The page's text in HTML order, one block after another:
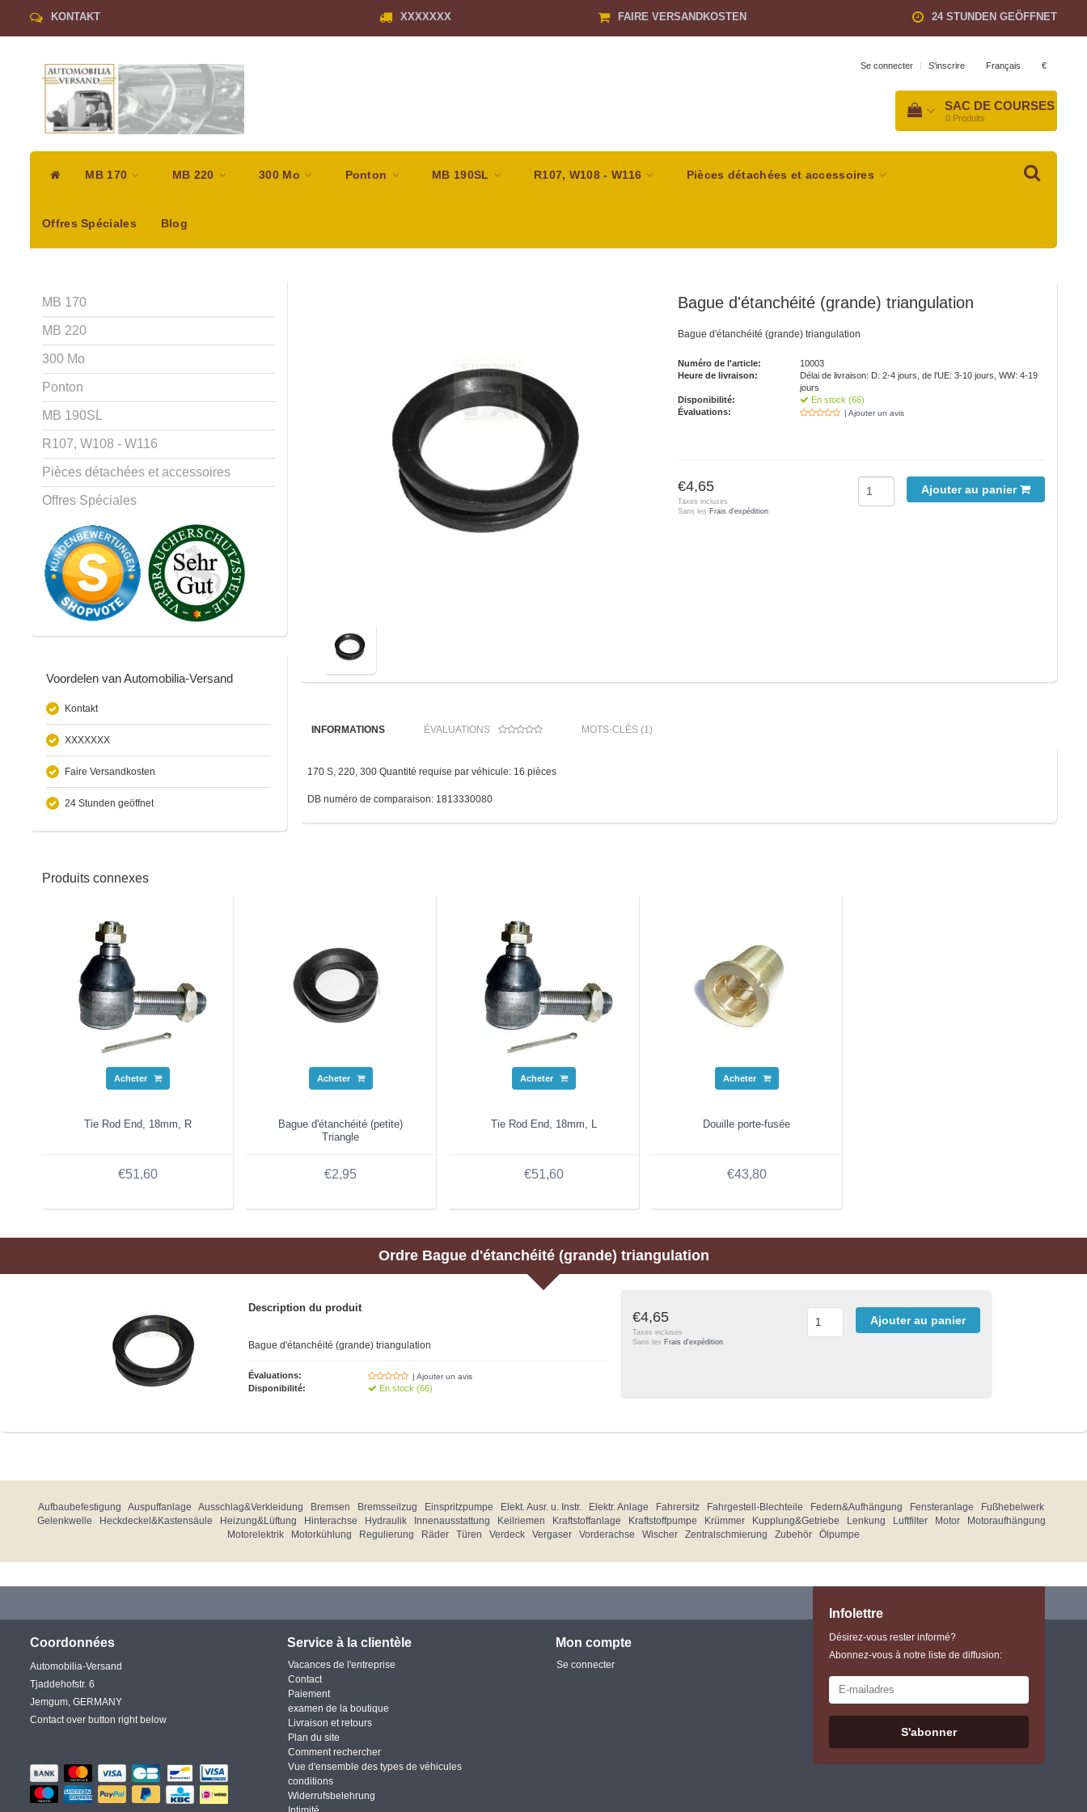
KONTAKT XXXXXXX FAIRE VERSANDKOSTEN 24 STUNDEN GEÖFFNET
Se connecter | S'inscrire Français €
SAC DE COURSES
0 Produits
MB 170 MB 220 300 Mo Ponton MB 190SL R107, W108 - W116 Pièces détachées et accessoires
Offres Spéciales Blog
MB 170
MB 220
300 Mo
Ponton
MB 190SL
R107, W108 - W116
Pièces détachées et accessoires
Offres Spéciales
Voordelen van Automobilia-Versand
Kontakt
XXXXXXX
Faire Versandkosten
24 Stunden geöffnet
Bague d'étanchéité (grande) triangulation
Bague d'étanchéité (grande) triangulation
Numéro de l'article:
10003
Heure de livraison:
Délai de livraison: D: 2-4 jours, de l'UE: 3-10 jours, WW: 4-19
jours
Disponibilité:
En stock (66)
Évaluations:
| Ajouter un avis
€4,65
Taxes incluses
Sans les Frais d'expédition
Ajouter au panier
INFORMATIONS ÉVALUATIONS MOTS-CLÉS (1)
170 S, 220, 300 Quantité requise par véhicule: 16 pièces
DB numéro de comparaison: 1813330080
Produits connexes
Acheter
Tie Rod End, 18mm, R
€51,60
Acheter
Bague d'étanchéité (petite)
Triangle
€2,95
Acheter
Tie Rod End, 18mm, L
€51,60
Acheter
Douille porte-fusée
€43,80
Ordre Bague d'étanchéité (grande) triangulation
Description du produit
Bague d'étanchéité (grande) triangulation
Évaluations: | Ajouter un avis
Disponibilité: En stock (66)
€4,65
Taxes incluses
Sans les Frais d'expédition
Ajouter au panier
Aufbaubefestigung Auspuffanlage Ausschlag&Verkleidung Bremsen Bremsseilzug Einspritzpumpe Elekt. Ausr. u. Instr. Elektr. Anlage Fahrersitz Fahrgestell-Blechteile Federn&Aufhängung Fensteranlage
Fußhebelwerk
Gelenkwelle
Heckdeckel&Kastensäule Heizung&Lüftung Hinterachse Hydraulik Innenausstattung Keilriemen Kraftstoffanlage Kraftstoffpumpe Krümmer Kupplung&Getriebe Lenkung Luftfilter Motor
Motoraufhängung
Motorelektrik
Motorkühlung Regulierung Räder Türen Verdeck Vergaser Vorderachse Wischer Zentralschmierung Zubehör Ölpumpe
Coordonnées
Automobilia-Versand
Tjaddehofstr. 6
Jemgum, GERMANY
Contact over button right below
Service à la clientèle
Vacances de l'entreprise
Contact
Paiement
examen de la boutique
Livraison et retours
Plan du site
Comment rechercher
Vue d'ensemble des types de véhicules
conditions
Widerrufsbelehrung
Mon compte
Se connecter
Infolettre
Désirez-vous rester informé?
Abonnez-vous à notre liste de diffusion:
S'abonner